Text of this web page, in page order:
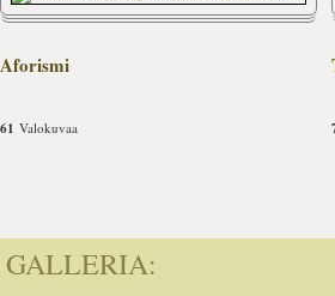
Aforismi
61 Valokuvaa
GALLERIA: